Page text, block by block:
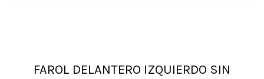
FAROL DELANTERO IZQUIERDO SIN